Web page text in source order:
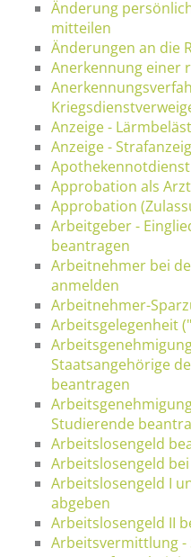
Änderung
mitteilen
Änderungen an die
Anerkennung einer
Anzeige -
Anzeige -
Approbation als
Approbation
Arbeitgeber -
beantragen
Arbeitnehmer bei
anmelden
Arbeitnehmer-
Arbeitsgelegenheit
Staatsangehörige
beantragen
Studierende
Arbeitslosengeld
Arbeitslosengeld
Arbeitslosengeld I
abgeben
Arbeitslosengeld II
Arbeitsvermittlung -